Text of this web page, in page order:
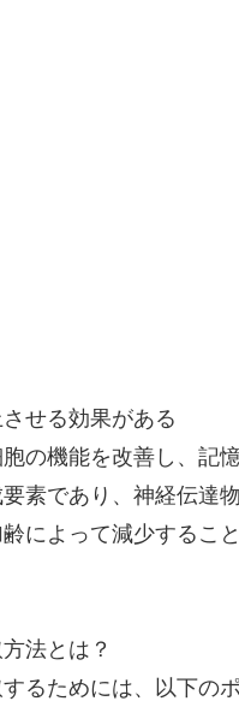
せる効果がある
の機能を改善し、記
素であり、神経伝達
によって減少するこ
法とは？
るためには、以下の